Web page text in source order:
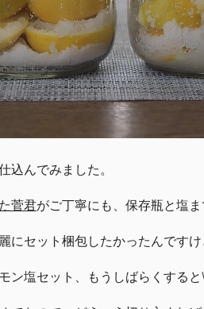
込んでみました。
菅君がご丁寧にも、保存瓶と塩
にセット梱包したかったんですけ
ン塩セット、もうしばらくする